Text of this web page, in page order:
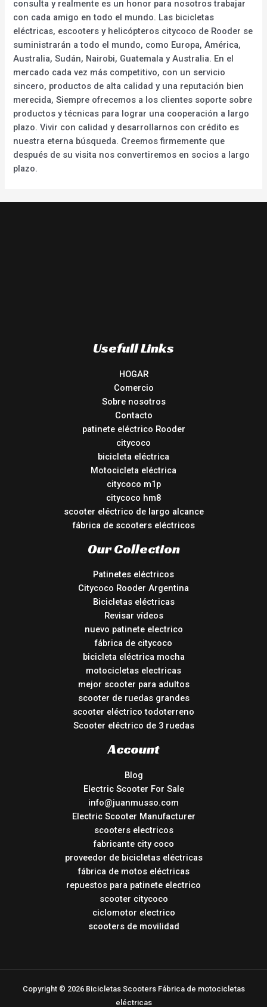
consulta y realmente es un honor para nosotros trabajar
con cada amigo en todo el mundo. Las bicicletas
eléctricas, escooters y helicópteros citycoco de Rooder se
suministrarán a todo el mundo, como Europa, América,
Australia, Sudán, Nairobi, Guatemala y Australia. En el
mercado cada vez más competitivo, con un servicio
sincero, productos de alta calidad y una reputación bien
merecida, Siempre ofrecemos a los clientes soporte sobre
productos y técnicas para lograr una cooperación a largo
plazo. Vivir con calidad y desarrollarnos con crédito es
nuestra eterna búsqueda. Creemos firmemente que
después de su visita nos convertiremos en socios a largo
plazo.
Usefull Links
HOGAR
Comercio
Sobre nosotros
Contacto
patinete eléctrico Rooder
citycoco
bicicleta eléctrica
Motocicleta eléctrica
citycoco m1p
citycoco hm8
scooter eléctrico de largo alcance
fábrica de scooters eléctricos
Our Collection
Patinetes eléctricos
Citycoco Rooder Argentina
Bicicletas eléctricas
Revisar vídeos
nuevo patinete electrico
fábrica de citycoco
bicicleta eléctrica mocha
motocicletas electricas
mejor scooter para adultos
scooter de ruedas grandes
scooter eléctrico todoterreno
Scooter eléctrico de 3 ruedas
Account
Blog
Electric Scooter For Sale
info@juanmusso.com
Electric Scooter Manufacturer
scooters electricos
fabricante city coco
proveedor de bicicletas eléctricas
fábrica de motos eléctricas
repuestos para patinete electrico
scooter citycoco
ciclomotor electrico
scooters de movilidad
Copyright © 2026 Bicicletas Scooters Fábrica de motocicletas
eléctricas